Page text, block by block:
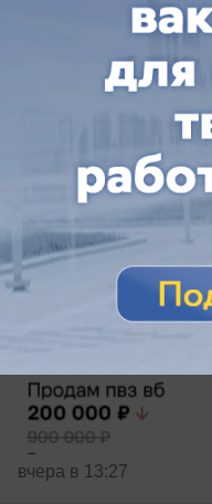
В Волжском
Один подешевел в
вчера в 13:27